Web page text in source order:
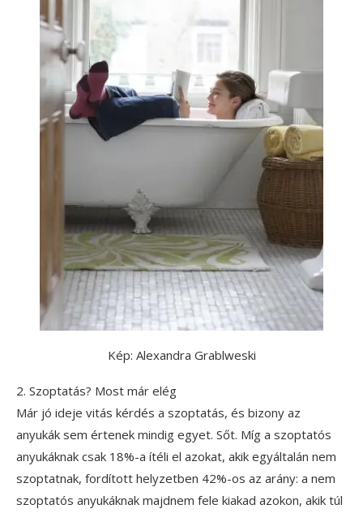
Kép: Alexandra Grablweski
2. Szoptatás? Most már elég
Már jó ideje vitás kérdés a szoptatás, és bizony az
anyukák sem értenek mindig egyet. Sőt. Míg a szoptatós
anyukáknak csak 18%-a ítéli el azokat, akik egyáltalán nem
szoptatnak, fordított helyzetben 42%-os az arány: a nem
szoptatós anyukáknak majdnem fele kiakad azokon, akik túl